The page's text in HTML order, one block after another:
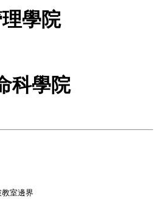
學院
科學院
教室邊界